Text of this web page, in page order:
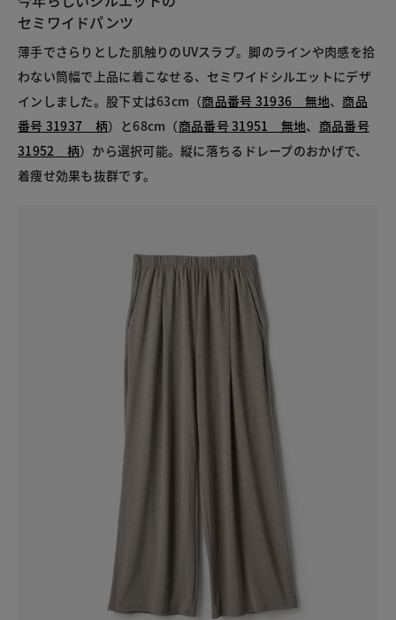
セミワイドパンツ
薄手でさらりとした肌触りのUVスラブ。脚のラインや肉感を拾
わない筒幅で上品に着こなせる、セミワイドシルエットにデザ
インしました。股下丈は63cm（商品番号 31936 無地、 商品
番号 31937 柄）と68cm（商品番号 31951 無地、 商品番号
31952 柄）から選択可能。縦に落ちるドレープのおかげで、
着痩せ効果も抜群です。